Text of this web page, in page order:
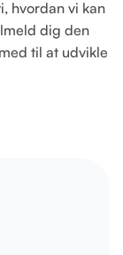
hvordan vi kan
dig den
til at udvikle